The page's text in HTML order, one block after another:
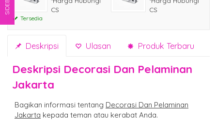
CS
Tersedia
CS
Deskripsi Ulasan Produk Terbaru
Deskripsi Decorasi Dan Pelaminan
Jakarta
Bagikan informasi tentang Decorasi Dan Pelaminan
Jakarta kepada teman atau kerabat Anda.